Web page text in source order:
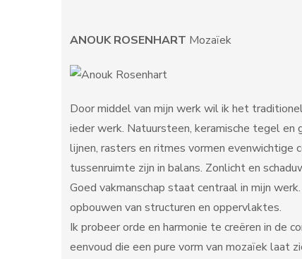
ANOUK ROSENHART Mozaïek
Door middel van mijn werk wil ik het
ieder werk. Natuursteen, keramische tegel en
lijnen, rasters en ritmes vormen
tussenruimte zijn in balans. Zonlicht en
Goed vakmanschap staat centraal in mijn
opbouwen van structuren en oppervlaktes.
Ik probeer orde en harmonie te creëren in de
eenvoud die een pure vorm van mozaïek laat